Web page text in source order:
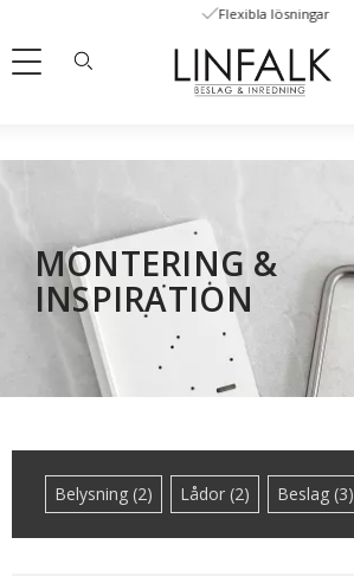
Meny
Flexibla lösningar
MONTERING &
INSPIRATION
Belysning (2) Lådor (2) Beslag (3)